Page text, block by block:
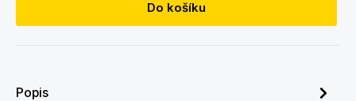
Do košíku
Popis